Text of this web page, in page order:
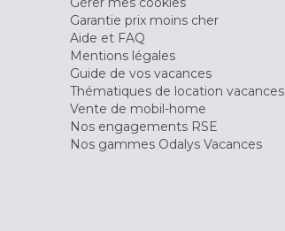
Garantie prix moins cher
Aide et FAQ
Mentions légales
Guide de vos vacances
Thématiques de location vacances
Vente de mobil-home
Nos engagements RSE
Nos gammes Odalys Vacances